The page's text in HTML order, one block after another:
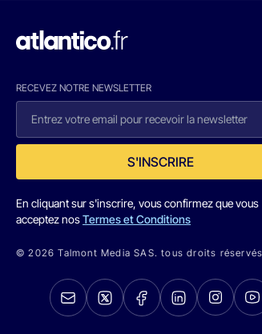
RECEVEZ NOTRE NEWSLETTER
S'INSCRIRE
En cliquant sur s'inscrire, vous confirmez que vous
acceptez nosTermes et Conditions
© 2026 Talmont Media SAS. tous droits